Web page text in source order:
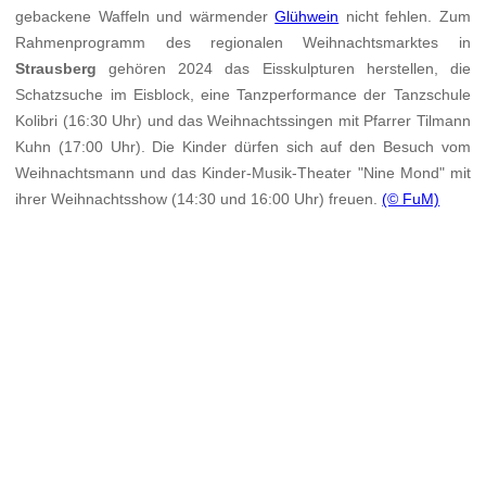
gebackene Waffeln und wärmenderGlühwein nicht fehlen. Zum
Rahmenprogramm des regionalen Weihnachtsmarktes in
Strausberg gehören 2024 das Eisskulpturen herstellen, die
Schatzsuche im Eisblock, eine Tanzperformance der Tanzschule
Kolibri (16:30 Uhr) und das Weihnachtssingen mit Pfarrer Tilmann
Kuhn (17:00 Uhr). Die Kinder dürfen sich auf den Besuch vom
Weihnachtsmann und das Kinder-Musik-Theater "Nine Mond" mit
ihrer Weihnachtsshow (14:30 und 16:00 Uhr) freuen.(© FuM)